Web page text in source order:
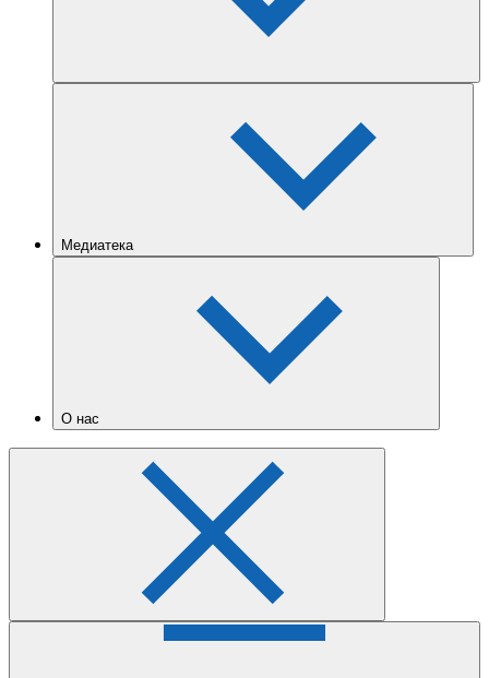
Медиатека
О нас